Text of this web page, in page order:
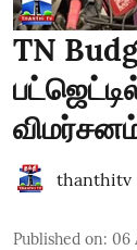
TN
thanthitv
Published on: 06